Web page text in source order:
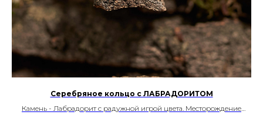
Серебряное кольцо с ЛАБРАДОРИТОМ
Камень - Лабрадорит с радужной игрой цвета. Месторождение